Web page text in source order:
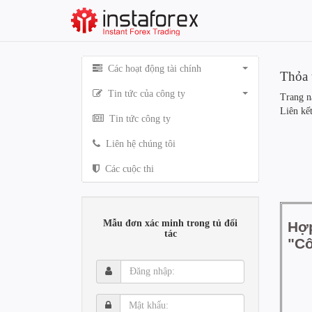
Các hoạt động tài chính
Tin tức của công ty
Tin tức công ty
Liên hệ chúng tôi
Các cuộc thi
Mẫu đơn xác minh trong tủ đối
tác
Đăng
nhập:
Mật
Thỏa
Trang
Liên